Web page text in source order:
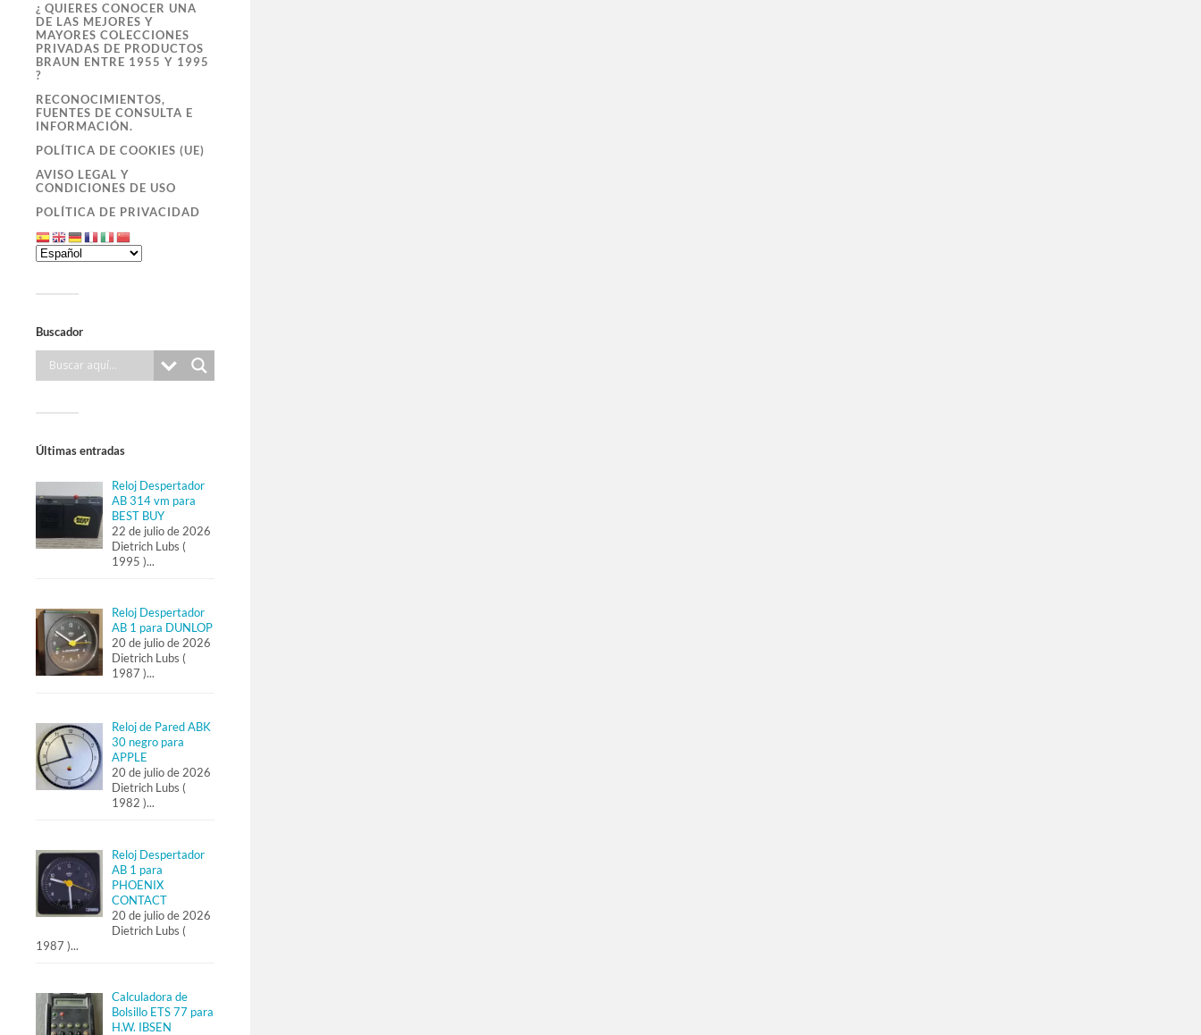
¿ QUIERES CONOCER UNA
DE LAS MEJORES Y
MAYORES COLECCIONES
PRIVADAS DE PRODUCTOS
BRAUN ENTRE 1955 Y 1995
?
RECONOCIMIENTOS,
FUENTES DE CONSULTA E
INFORMACIÓN.
POLÍTICA DE COOKIES (UE)
AVISO LEGAL Y
CONDICIONES DE USO
POLÍTICA DE PRIVACIDAD
Buscador
Últimas entradas
Reloj Despertador
AB 314 vm para
BEST BUY
22 de julio de 2026
Dietrich Lubs (
1995 )...
Reloj Despertador
AB 1 para DUNLOP
20 de julio de 2026
Dietrich Lubs (
1987 )...
Reloj de Pared ABK
30 negro para
APPLE
20 de julio de 2026
Dietrich Lubs (
1982 )...
Reloj Despertador
AB 1 para
PHOENIX
CONTACT
20 de julio de 2026
Dietrich Lubs (
1987 )...
Calculadora de
Bolsillo ETS 77 para
H.W. IBSEN